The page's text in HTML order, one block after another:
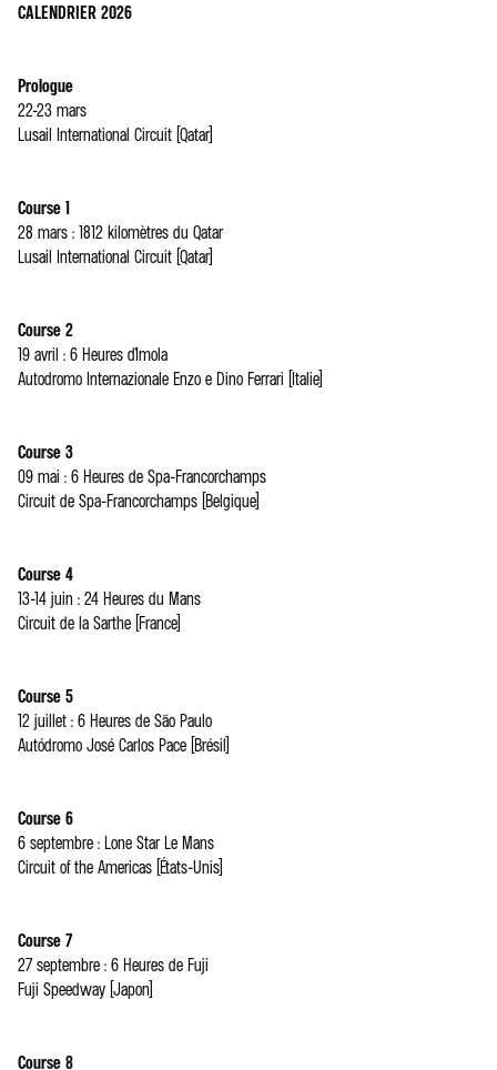
CALENDRIER 2026
Prologue
22-23 mars
Lusail International Circuit (Qatar)
Course 1
28 mars : 1812 kilomètres du Qatar
Lusail International Circuit (Qatar)
Course 2
19 avril : 6 Heures d’Imola
Autodromo Internazionale Enzo e Dino Ferrari (Italie)
Course 3
09 mai : 6 Heures de Spa-Francorchamps
Circuit de Spa-Francorchamps (Belgique)
Course 4
13-14 juin : 24 Heures du Mans
Circuit de la Sarthe (France)
Course 5
12 juillet : 6 Heures de São Paulo
Autódromo José Carlos Pace (Brésil)
Course 6
6 septembre : Lone Star Le Mans
Circuit of the Americas (États-Unis)
Course 7
27 septembre : 6 Heures de Fuji
Fuji Speedway (Japon)
Course 8